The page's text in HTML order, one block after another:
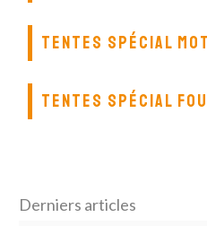
TENTES SPÉCIAL
TENTES SPÉCIAL
Derniers articles